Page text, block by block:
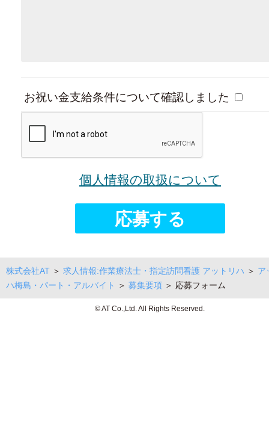
お祝い金支給条件について確認しました
個人情報の取扱について
株式会社AT ＞ 求人情報:作業療法士・指定訪問看護 アットリハ ＞ ア
ハ梅島・パート・アルバイト
＞ 募集要項 ＞ 応募フォーム
© AT Co.,Ltd. All Rights Reserved.